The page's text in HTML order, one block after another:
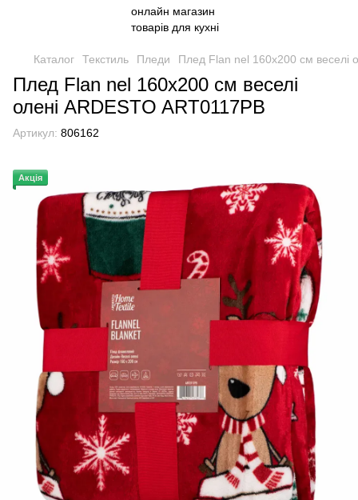
Каталог Текстиль Пледи Плед Flan nel 160х200 см веселі
Плед Flan nel 160х200 см веселі
олені ARDESTO ART0117PB
Артикул: 806162
Акція